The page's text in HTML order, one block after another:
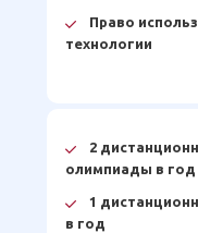
Право
технологии
2
олимпиады в год
1
в год